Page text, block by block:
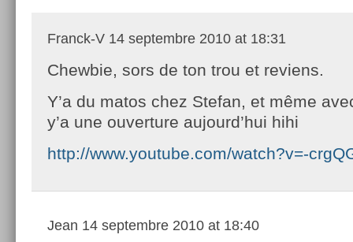
Franck-V 14 septembre 2010 at 18:31
Chewbie, sors de ton trou et reviens.
Y’a du matos chez Stefan, et même
y’a une ouverture aujourd’hui hihi
http://www.youtube.com/watch?v=-
Jean 14 septembre 2010 at 18:40